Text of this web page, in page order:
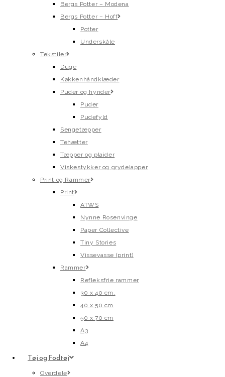
Bergs Potter – Modena
Bergs Potter – Hoff
Potter
Underskåle
Tekstiler
Duge
Køkkenhåndklæder
Puder og hynder
Puder
Pudefyld
Sengetæpper
Tehætter
Tæpper og plaider
Viskestykker og grydelapper
Print og Rammer
Print
ATWS
Nynne Rosenvinge
Paper Collective
Tiny Stories
Vissevasse (print)
Rammer
Refleksfrie rammer
30 x 40 cm.
40 x 50 cm
50 x 70 cm
A3
A4
Tøj og Fodtøj
Overdele